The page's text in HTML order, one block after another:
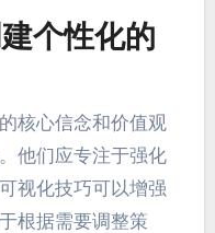
些最佳实
？
来增强自我对话，
首先，他们应创建
能力。其次，可视
排练成功的表现，